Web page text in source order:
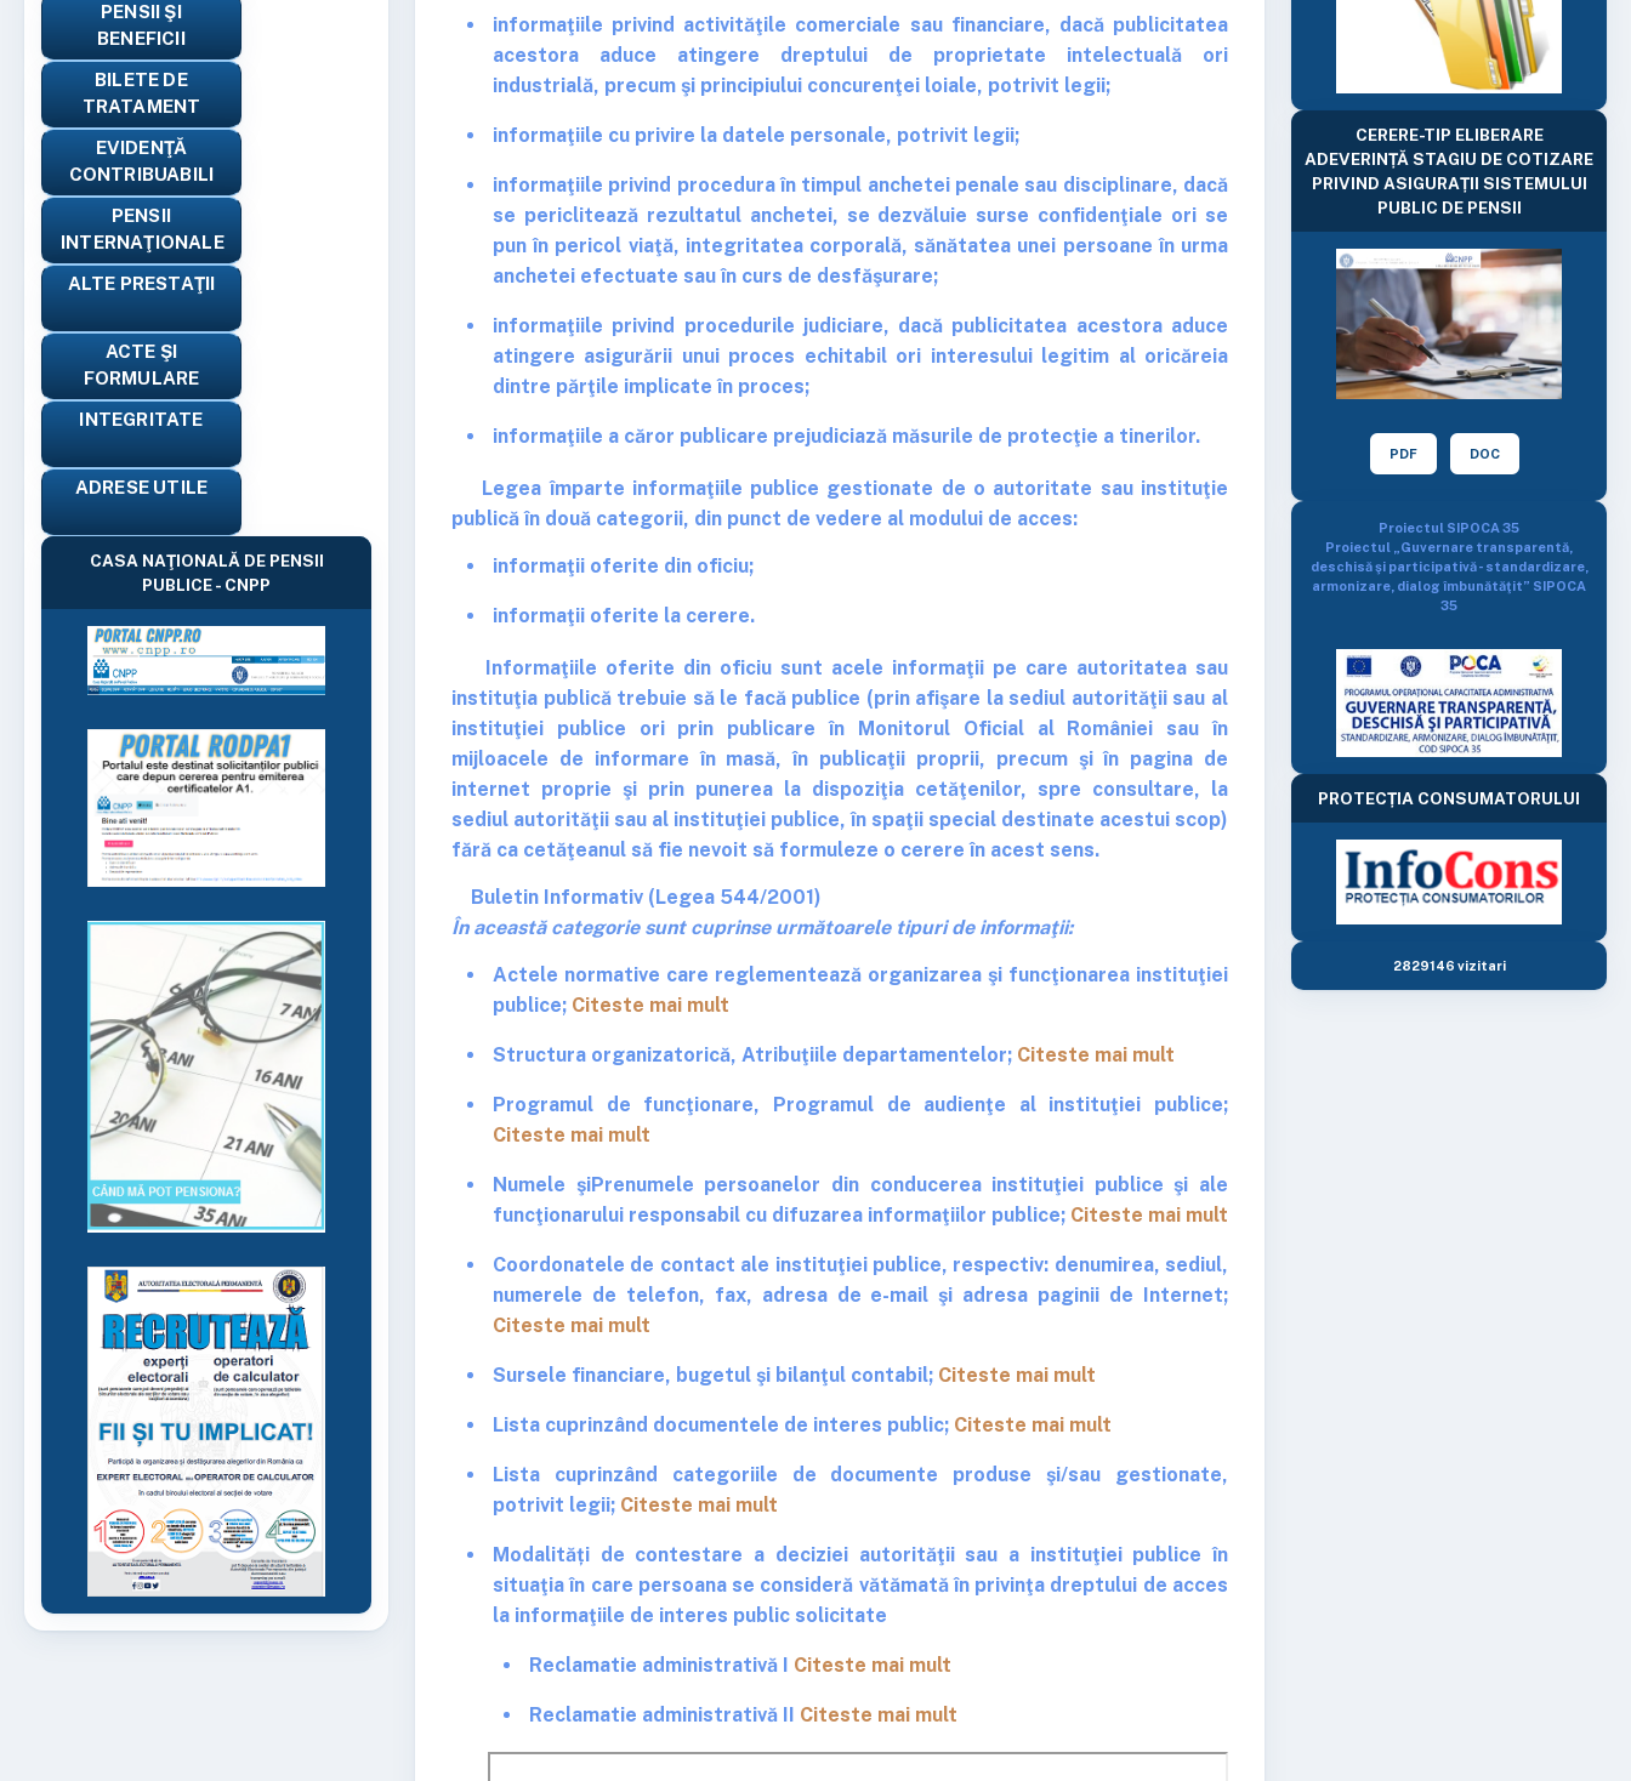
PENSII ŞI
BENEFICII
BILETE DE
TRATAMENT
EVIDENŢĂ
CONTRIBUABILI
PENSII
INTERNAŢIONALE
ALTE PRESTAŢII
ACTE ŞI
FORMULARE
INTEGRITATE
ADRESE UTILE
CASA NAŢIONALĂ DE PENSII
PUBLICE - CNPP
informaţiile privind activităţile comerciale sau financiare, dacă publicitatea
acestora aduce atingere dreptului de proprietate intelectuală ori
industrială, precum şi principiului concurenţei loiale, potrivit legii;
informaţiile cu privire la datele personale, potrivit legii;
informaţiile privind procedura în timpul anchetei penale sau disciplinare, dacă
se periclitează rezultatul anchetei, se dezvăluie surse confidenţiale ori se
pun în pericol viaţă, integritatea corporală, sănătatea unei persoane în urma
anchetei efectuate sau în curs de desfăşurare;
informaţiile privind procedurile judiciare, dacă publicitatea acestora aduce
atingere asigurării unui proces echitabil ori interesului legitim al oricăreia
dintre părţile implicate în proces;
informaţiile a căror publicare prejudiciază măsurile de protecţie a tinerilor.
Legea împarte informaţiile publice gestionate de o autoritate sau instituţie
publică în două categorii, din punct de vedere al modului de acces:
informaţii oferite din oficiu;
informaţii oferite la cerere.
Informaţiile oferite din oficiu sunt acele informaţii pe care autoritatea sau
instituţia publică trebuie să le facă publice (prin afişare la sediul autorităţii sau al
instituţiei publice ori prin publicare în Monitorul Oficial al României sau în
mijloacele de informare în masă, în publicaţii proprii, precum şi în pagina de
internet proprie şi prin punerea la dispoziţia cetăţenilor, spre consultare, la
sediul autorităţii sau al instituţiei publice, în spaţii special destinate acestui scop)
fără ca cetăţeanul să fie nevoit să formuleze o cerere în acest sens.
Buletin Informativ (Legea 544/2001)
În această categorie sunt cuprinse următoarele tipuri de informaţii:
Actele normative care reglementează organizarea şi funcţionarea instituţiei
publice; Citeste mai mult
Structura organizatorică, Atribuţiile departamentelor; Citeste mai mult
Programul de funcţionare, Programul de audienţe al instituţiei publice;
Citeste mai mult
Numele şiPrenumele persoanelor din conducerea instituţiei publice şi ale
funcţionarului responsabil cu difuzarea informaţiilor publice; Citeste mai mult
Coordonatele de contact ale instituţiei publice, respectiv: denumirea, sediul,
numerele de telefon, fax, adresa de e-mail şi adresa paginii de Internet;
Citeste mai mult
Sursele financiare, bugetul şi bilanţul contabil; Citeste mai mult
Lista cuprinzând documentele de interes public; Citeste mai mult
Lista cuprinzând categoriile de documente produse şi/sau gestionate,
potrivit legii; Citeste mai mult
Modalități de contestare a deciziei autorităţii sau a instituţiei publice în
situaţia în care persoana se consideră vătămată în privinţa dreptului de acces
la informaţiile de interes public solicitate
Reclamatie administrativă I Citeste mai mult
Reclamatie administrativă II Citeste mai mult
CERERE-TIP ELIBERARE
ADEVERINȚĂ STAGIU DE COTIZARE
PRIVIND ASIGURAȚII SISTEMULUI
PUBLIC DE PENSII
PDF DOC
Proiectul SIPOCA 35
Proiectul „Guvernare transparentă,
deschisă şi participativă - standardizare,
armonizare, dialog îmbunătăţit” SIPOCA
35
PROTECȚIA CONSUMATORULUI
2829146 vizitari